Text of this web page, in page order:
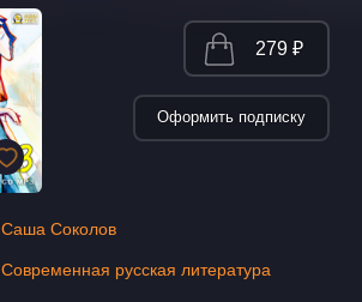
Саша Соколов
Современная русская литература
279 ₽
Оформить подписку